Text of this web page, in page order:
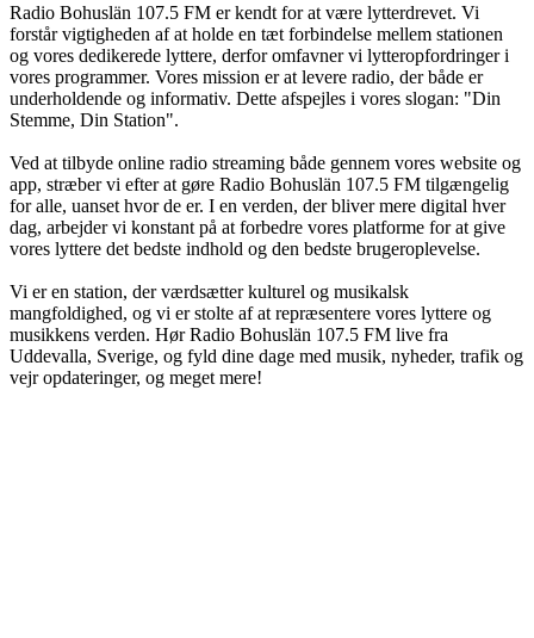
Radio Bohuslän 107.5 FM er kendt for at være lytterdrevet. Vi
forstår vigtigheden af at holde en tæt forbindelse mellem stationen
og vores dedikerede lyttere, derfor omfavner vi lytteropfordringer i
vores programmer. Vores mission er at levere radio, der både er
underholdende og informativ. Dette afspejles i vores slogan: "Din
Stemme, Din Station".
Ved at tilbyde online radio streaming både gennem vores website og
app, stræber vi efter at gøre Radio Bohuslän 107.5 FM tilgængelig
for alle, uanset hvor de er. I en verden, der bliver mere digital hver
dag, arbejder vi konstant på at forbedre vores platforme for at give
vores lyttere det bedste indhold og den bedste brugeroplevelse.
Vi er en station, der værdsætter kulturel og musikalsk
mangfoldighed, og vi er stolte af at repræsentere vores lyttere og
musikkens verden. Hør Radio Bohuslän 107.5 FM live fra
Uddevalla, Sverige, og fyld dine dage med musik, nyheder, trafik og
vejr opdateringer, og meget mere!